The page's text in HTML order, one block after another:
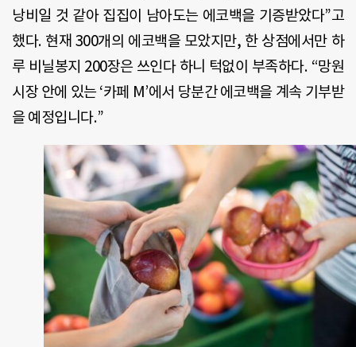
낭비일 것 같아 집집이 남아도는 에코백을 기증받았다”고
했다. 현재 300개의 에코백을 모았지만, 한 상점에서만 하
루 비닐봉지 200장은 쓰인다 하니 턱없이 부족하다. “망원
시장 안에 있는‘카페 M’에서 당분간 에코백을 계속 기부받
을 예정입니다.”